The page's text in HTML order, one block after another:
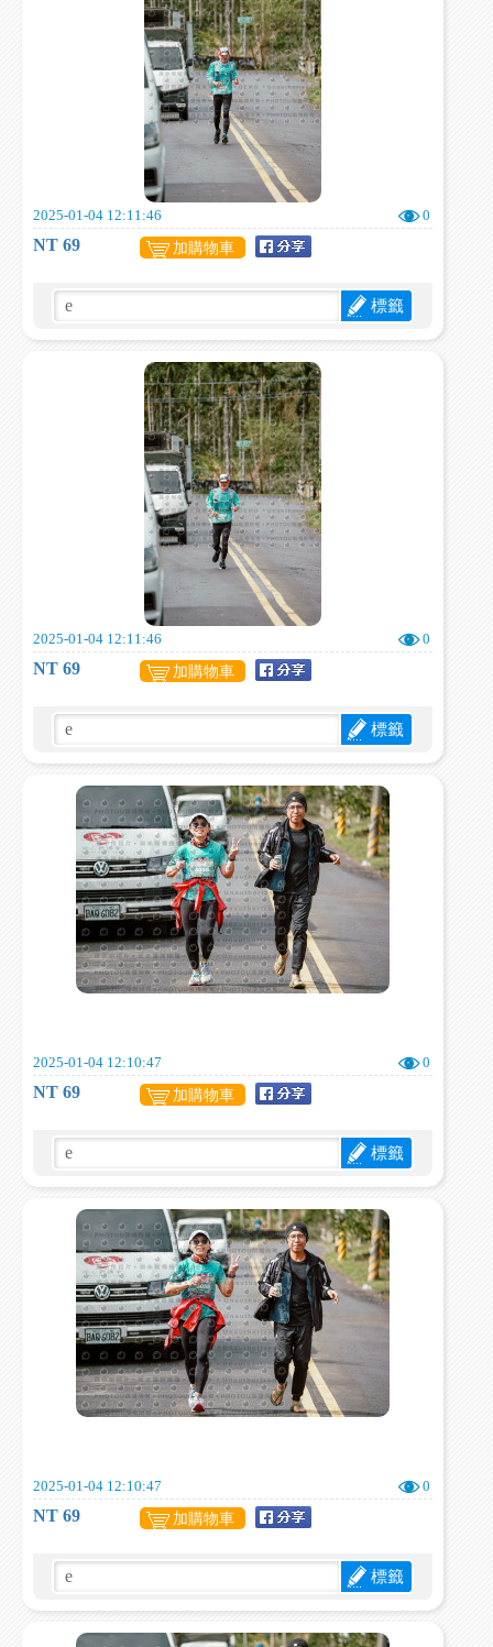
2025-01-04 12:11:46 0
NT 69 加購物車
標籤
2025-01-04 12:11:46 0
NT 69 加購物車
標籤
2025-01-04 12:10:47 0
NT 69 加購物車
標籤
2025-01-04 12:10:47 0
NT 69 加購物車
標籤